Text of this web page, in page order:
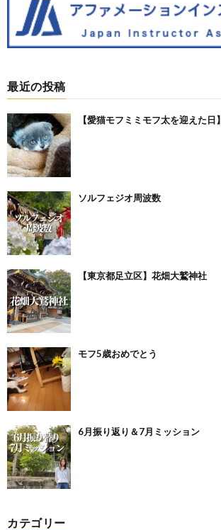
最近の投稿
【愛猫モフミミモフ太を迎えた日】⁡
ソルフェジオ周波数
【東京都足立区】花畑大鷲神社
モフ5歳おめでとう
6月振り返り＆7月ミッション
カテゴリー